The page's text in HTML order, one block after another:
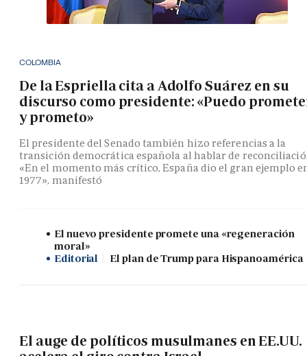
COLOMBIA
De la Espriella cita a Adolfo Suárez en su
discurso como presidente: «Puedo
y prometo»
El presidente del Senado también hizo referencias a la
transición democrática española al hablar de
«En el momento más crítico, España dio el gran ejemplo
1977», manifestó
El nuevo presidente promete una «regeneración
moral»
Editorial
El plan de Trump para Hispanoamérica
El auge de políticos musulmanes en EE.UU.